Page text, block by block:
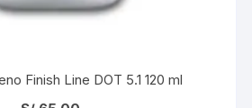
Finish Line DOT 5.1 120 ml